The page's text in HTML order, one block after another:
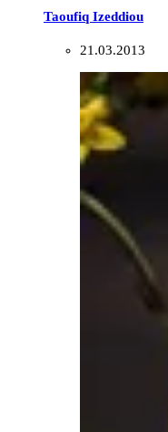
Taoufiq Izeddiou
21.03.2013